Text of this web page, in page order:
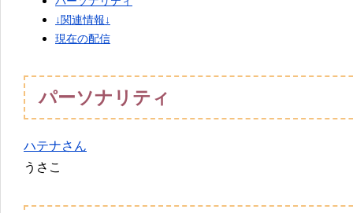
↓関連情報↓
現在の配信
パーソナリティ
ハテナさん
うさこ